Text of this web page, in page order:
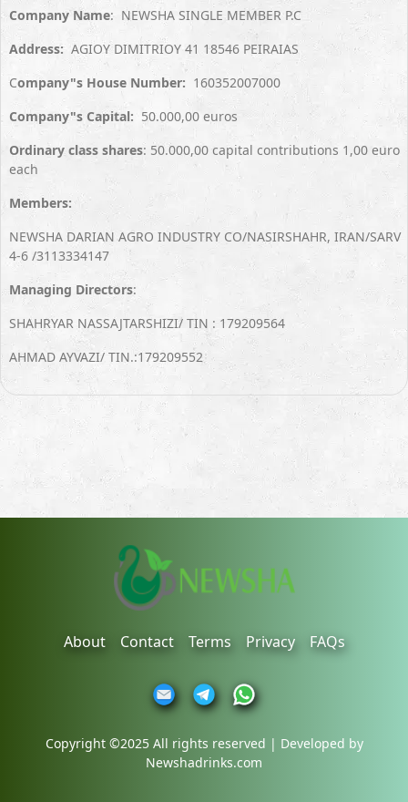
Company Name: NEWSHA SINGLE MEMBER P.C
Address: AGIOY DIMITRIOY 41 18546 PEIRAIAS
Company"s House Number: 160352007000
Company"s Capital: 50.000,00 euros
Ordinary class shares: 50.000,00 capital contributions 1,00 euro
each
Members:
NEWSHA DARIAN AGRO INDUSTRY CO/NASIRSHAHR, IRAN/SARV
4-6 /3113334147
Managing Directors:
SHAHRYAR NASSAJTARSHIZI/ TIN : 179209564
AHMAD AYVAZI/ TIN.:179209552
About Contact Terms Privacy FAQs
Copyright ©2025 All rights reserved | Developed by
Newshadrinks.com